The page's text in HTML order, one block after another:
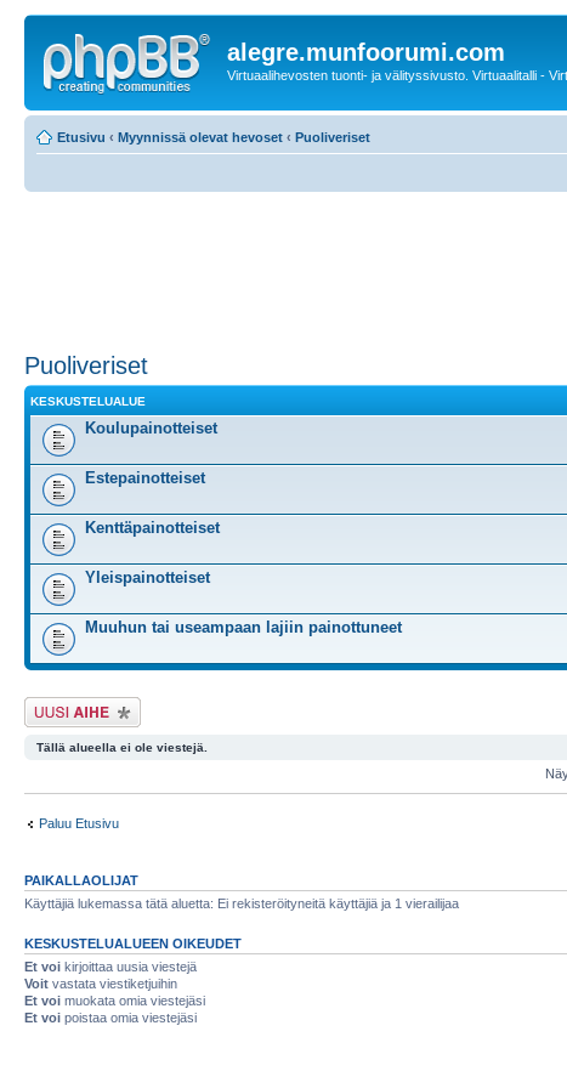
alegre.munfoorumi.com
Virtuaalihevosten tuonti- ja välityssivusto. Virtuaalitalli -
Etusivu ‹ Myynnissä olevat hevoset ‹ Puoliveriset
Puoliveriset
KESKUSTELUALUE
Koulupainotteiset
Estepainotteiset
Kenttäpainotteiset
Yleispainotteiset
Muuhun tai useampaan lajiin painottuneet
Lähetä uusi viesti
Tällä alueella ei ole viestejä.
Paluu Etusivu
PAIKALLAOLIJAT
Käyttäjiä lukemassa tätä aluetta: Ei rekisteröityneitä käyttäjiä ja 1 vierailijaa
KESKUSTELUALUEEN OIKEUDET
Et voi kirjoittaa uusia viestejä
Voit vastata viestiketjuihin
Et voi muokata omia viestejäsi
Et voi poistaa omia viestejäsi